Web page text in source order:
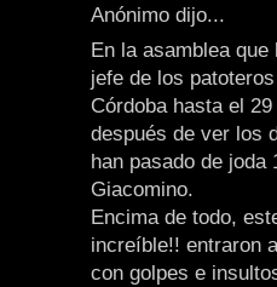
Anónimo dijo...
En la asamblea
jefe de los
Córdoba hasta el
después de ver los
han pasado de
Giacomino.
Encima de todo,
increíble!! entraron
con golpes e